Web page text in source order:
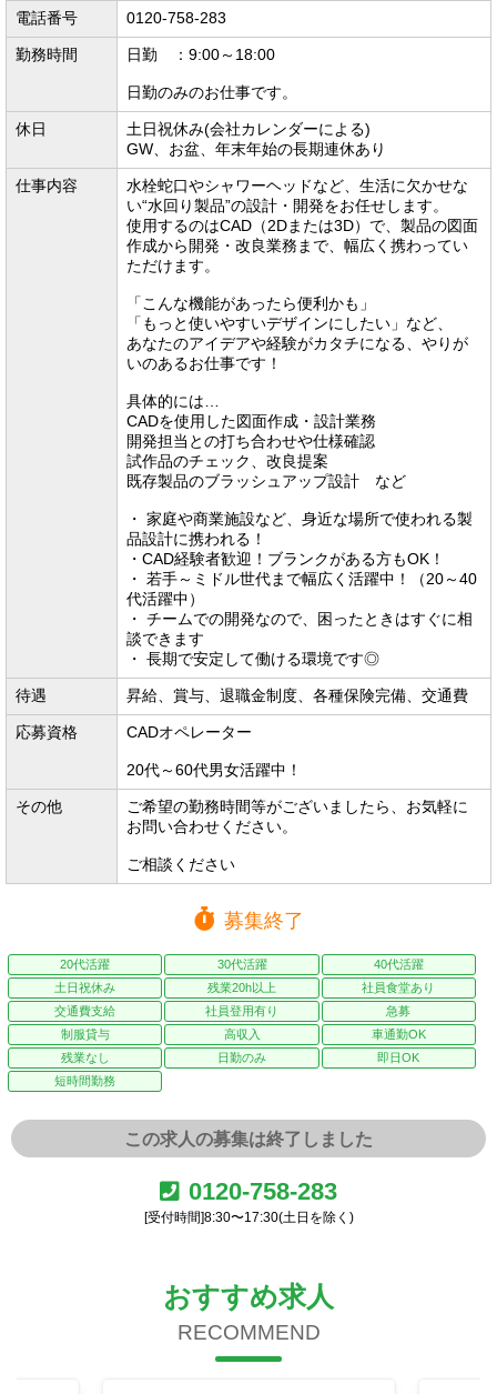
電話番号 0120-758-283
勤務時間 日勤 ：9:00～18:00
日勤のみのお仕事です。
休日
土日祝休み(会社カレンダーによる)
GW、お盆、年末年始の長期連休あり
仕事内容
水栓蛇口やシャワーヘッドなど、生活に欠かせな
い“水回り製品”の設計・開発をお任せします。
使用するのはCAD（2Dまたは3D）で、製品の図面
作成から開発・改良業務まで、幅広く携わってい
ただけます。
「こんな機能があったら便利かも」
「もっと使いやすいデザインにしたい」など、
あなたのアイデアや経験がカタチになる、やりが
いのあるお仕事です！
具体的には…
CADを使用した図面作成・設計業務
開発担当との打ち合わせや仕様確認
試作品のチェック、改良提案
既存製品のブラッシュアップ設計 など
・ 家庭や商業施設など、身近な場所で使われる製
品設計に携われる！
・CAD経験者歓迎！ブランクがある方もOK！
・ 若手～ミドル世代まで幅広く活躍中！（20～40
代活躍中）
・ チームでの開発なので、困ったときはすぐに相
談できます
・ 長期で安定して働ける環境です◎
待遇 昇給、賞与、退職金制度、各種保険完備、交通費
応募資格 CADオペレーター
20代～60代男女活躍中！
その他
ご希望の勤務時間等がございましたら、お気軽に
お問い合わせください。
ご相談ください
募集終了
20代活躍 30代活躍
40代活躍
土日祝休み
残業20h以上
社員食堂あり
交通費支給
社員登用有り
急募
制服貸与
高収入
車通勤OK
残業なし
日勤のみ
即日OK
短時間勤務
この求人の募集は終了しました
0120-758-283
[受付時間]8:30〜17:30(土日を除く)
おすすめ求人
RECOMMEND